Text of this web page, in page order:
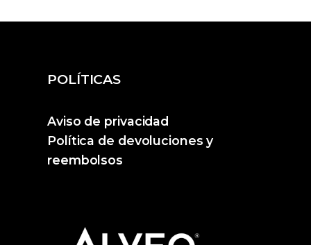
POLÍTICAS
Aviso de privacidad
Política de devoluciones y
reembolsos